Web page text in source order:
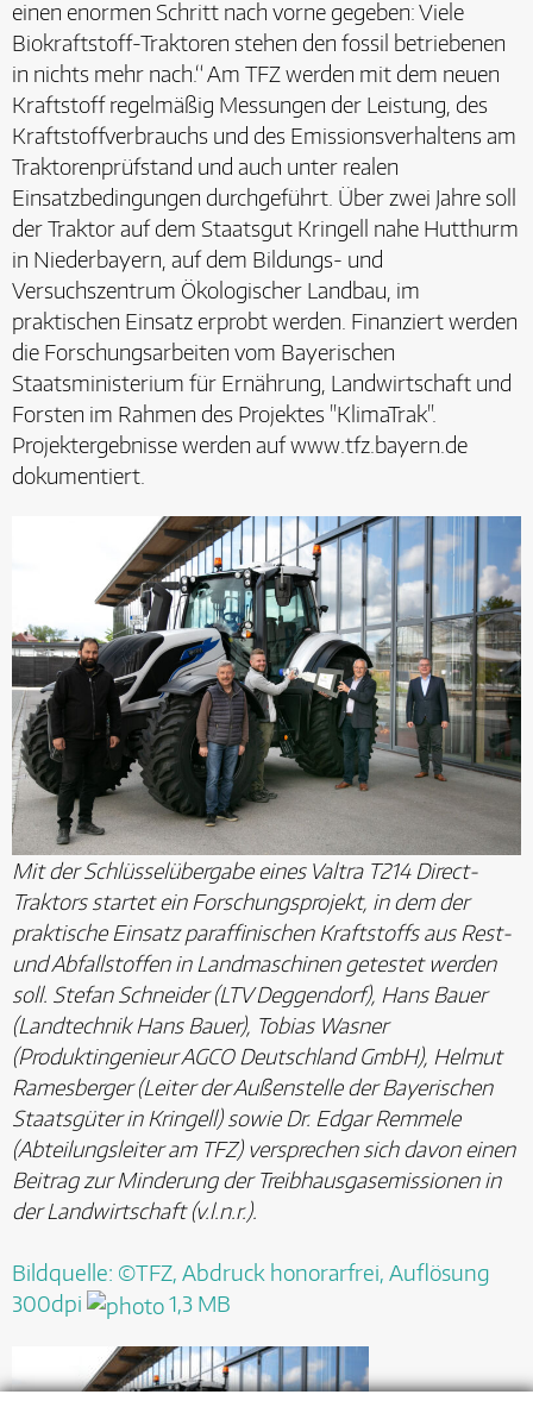
einen enormen Schritt nach vorne gegeben: Viele
Biokraftstoff-Traktoren stehen den fossil betriebenen
in nichts mehr nach.“ Am TFZ werden mit dem neuen
Kraftstoff regelmäßig Messungen der Leistung, des
Kraftstoffverbrauchs und des Emissionsverhaltens am
Traktorenprüfstand und auch unter realen
Einsatzbedingungen durchgeführt. Über zwei Jahre soll
der Traktor auf dem Staatsgut Kringell nahe Hutthurm
in Niederbayern, auf dem Bildungs- und
Versuchszentrum Ökologischer Landbau, im
praktischen Einsatz erprobt werden. Finanziert werden
die Forschungsarbeiten vom Bayerischen
Staatsministerium für Ernährung, Landwirtschaft und
Forsten im Rahmen des Projektes "KlimaTrak".
Projektergebnisse werden auf www.tfz.bayern.de
dokumentiert.
Mit der Schlüsselübergabe eines Valtra T214 Direct-
Traktors startet ein Forschungsprojekt, in dem der
praktische Einsatz paraffinischen Kraftstoffs aus Rest-
und Abfallstoffen in Landmaschinen getestet werden
soll. Stefan Schneider (LTV Deggendorf), Hans Bauer
(Landtechnik Hans Bauer), Tobias Wasner
(Produktingenieur AGCO Deutschland GmbH), Helmut
Ramesberger (Leiter der Außenstelle der Bayerischen
Staatsgüter in Kringell) sowie Dr. Edgar Remmele
(Abteilungsleiter am TFZ) versprechen sich davon einen
Beitrag zur Minderung der Treibhausgasemissionen in
der Landwirtschaft (v.l.n.r.).
Bildquelle: ©TFZ, Abdruck honorarfrei, Auflösung
300dpi
1,3 MB